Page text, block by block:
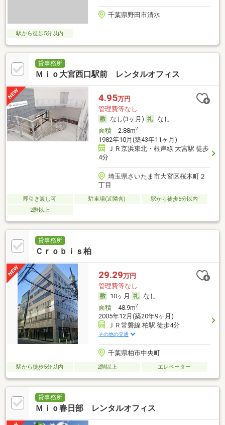
千葉県野田市清水
駅から徒歩5分以内
貸事務所
Ｍｉｏ大宮西口駅前 レンタルオフィス
4.95万円
管理費等なし
なし(3ヶ月)
なし
面積2.88m2
1982年10月(築43年11ヶ月)
ＪＲ京浜東北・根岸線 大宮駅 徒歩
4分
埼玉県さいたま市大宮区桜木町２
丁目
即引き渡し可 駐車場(近隣含)
駅から徒歩5分以内
2階以上
貸事務所
Ｃｒｏｂｉｓ柏
29.29万円
管理費等なし
10ヶ月
なし
面積48.9m2
2005年12月(築20年9ヶ月)
ＪＲ常磐線 柏駅 徒歩4分
その他の交通
千葉県柏市中央町
駅から徒歩5分以内 2階以上 エレベーター
貸事務所
Ｍｉｏ春日部 レンタルオフィス